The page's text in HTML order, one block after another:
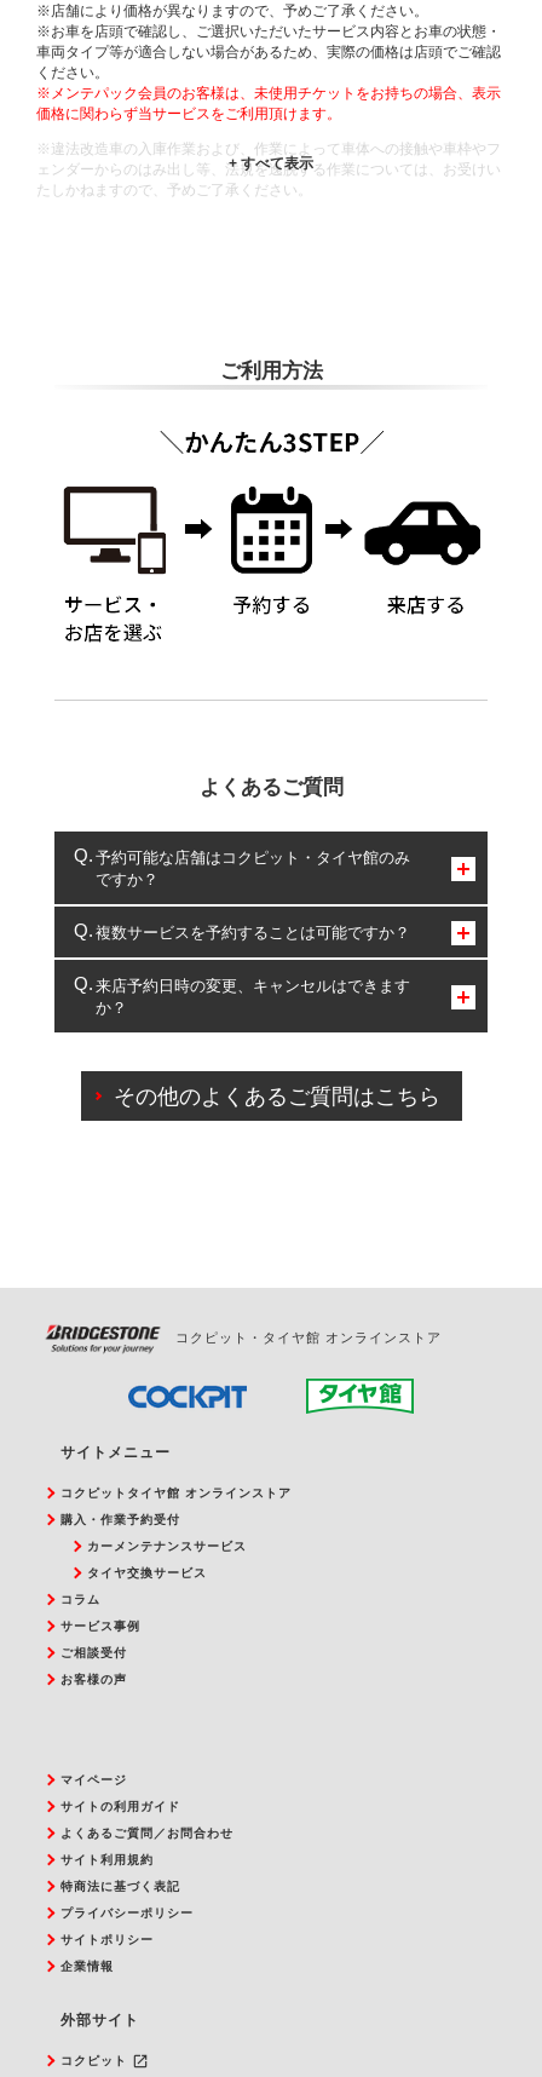
※店舗により価格が異なりますので、予めご了承ください。
※お車を店頭で確認し、ご選択いただいたサービス内容とお車の状態・
車両タイプ等が適合しない場合があるため、実際の価格は店頭でご確認
ください。
※メンテパック会員のお客様は、未使用チケットをお持ちの場合、表示
価格に関わらず当サービスをご利用頂けます。
※違法改造車の入庫作業および、作業によって車体への接触や車枠やフ
ェンダーからのはみ出し等、法規を逸脱する作業については、お受けい
たしかねますので、予めご了承ください。
ご利用方法
よくあるご質問
予約可能な店舗はコクピット・タイヤ館のみ
ですか？
コクピット・タイヤ館のみとなります。
複数サービスを予約することは可能ですか？
複数サービスのご予約は可能です。
一部の商品・サービスの組み合わせに限り、同時にご予約が
出来ないものもございます。
来店予約日時の変更、キャンセルはできます
か？
ご来店予約日の3営業日前を過ぎている場合のご予約
の日時変更につきましては、直接ご予約の店舗まで
その他のよくあるご質問はこちら
コクピット・タイヤ館 オンラインストア
サイトメニュー
コクピットタイヤ館 オンラインストア
購入・作業予約受付
カーメンテナンスサービス
タイヤ交換サービス
コラム
サービス事例
ご相談受付
お客様の声
マイページ
サイトの利用ガイド
よくあるご質問／お問合わせ
サイト利用規約
特商法に基づく表記
プライバシーポリシー
サイトポリシー
企業情報
外部サイト
コクピット launch